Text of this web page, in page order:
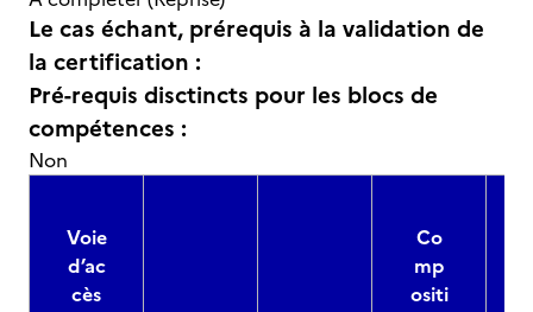
Le cas échant, prérequis à la validation de
la certification :
Pré-requis disctincts pour les blocs de
compétences :
Non
Voie
d’ac
cès
Co
mp
ositi